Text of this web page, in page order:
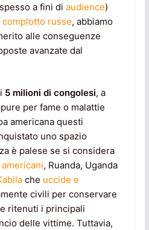
a fini di audience)
russe, abbiamo
alle conseguenze
avanzate dal
5 milioni di congolesi, a
per fame o malattie
americana questi
uno spazio
è palese se si considera
, Ruanda, Uganda
che uccide e
civili per conservare
ritenuti i principali
delle vittime. Tuttavia,